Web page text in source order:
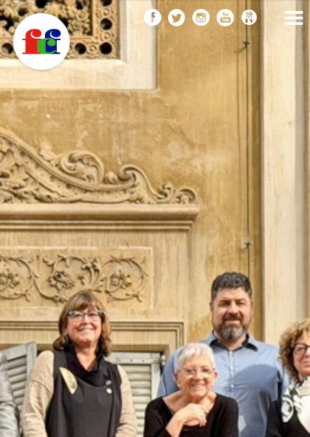
Vés
al
contingut
FEDERACIÓ CATALANA
DE FOTOGRAFIA
F
C
F